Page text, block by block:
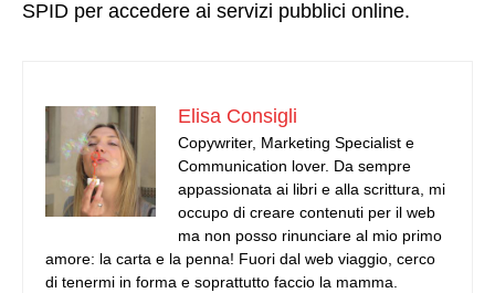
SPID per accedere ai servizi pubblici online.
Elisa Consigli
Copywriter, Marketing Specialist e
Communication lover. Da sempre
appassionata ai libri e alla scrittura, mi
occupo di creare contenuti per il web
ma non posso rinunciare al mio primo
amore: la carta e la penna! Fuori dal web viaggio, cerco
di tenermi in forma e soprattutto faccio la mamma.